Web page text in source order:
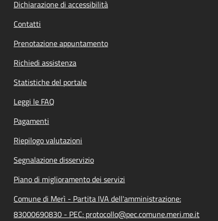
Dichiarazione di accessibilità
Contatti
Prenotazione appuntamento
Richiedi assistenza
Statistiche del portale
Leggi le FAQ
Pagamenti
Riepilogo valutazioni
Segnalazione disservizio
Piano di miglioramento dei servizi
Comune di Merì - Partita IVA dell'amministrazione:
83000690830 - PEC: protocollo@pec.comune.meri.me.it